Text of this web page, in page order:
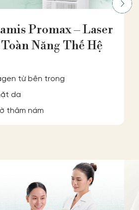
Promax – Laser
Năng Thế Hệ
từ bên trong
da
thâm nám